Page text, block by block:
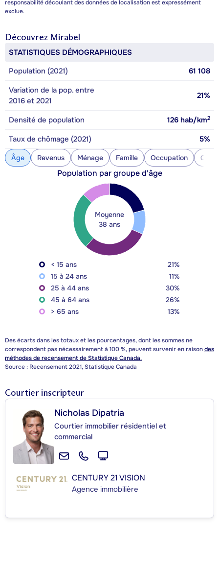
responsabilité découlant des données de localisation est expressément
exclue.
Découvrez Mirabel
STATISTIQUES DÉMOGRAPHIQUES
Population (2021)
61 108
Variation de la pop. entre
2016 et 2021
21%
Densité de population 126 hab/km2
Taux de chômage (2021) 5%
Âge Revenus Ménage Famille Occupation
Population par groupe d'âge
Moyenne
38 ans
< 15 ans
21%
15 à 24 ans
11%
25 à 44 ans
30%
45 à 64 ans
26%
> 65 ans
13%
Des écarts dans les totaux et les pourcentages, dont les sommes ne
correspondent pas nécessairement à 100 %, peuvent survenir en raisondes
méthodes de recensement de Statistique Canada.
Source : Recensement 2021, Statistique Canada
Courtier inscripteur
Nicholas Dipatria
Courtier immobilier résidentiel et
commercial
CENTURY 21 VISION
Agence immobilière